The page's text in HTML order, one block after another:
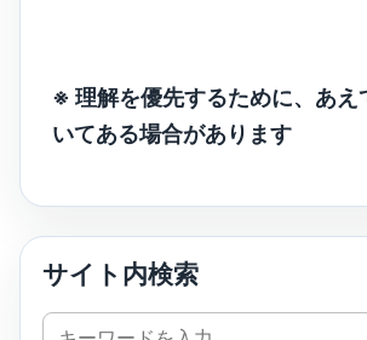
※ 理解を優先するために、あえ
いてある場合があります
サイト内検索
サ